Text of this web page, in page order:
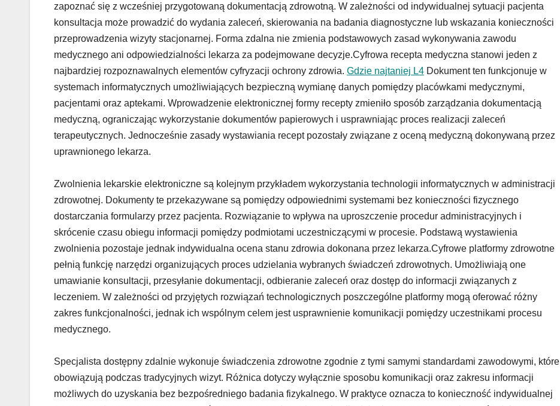
zapoznać się z wcześniej przygotowaną dokumentacją zdrowotną. W zależności od indywidualnej sytuacji pacjenta
konsultacja może prowadzić do wydania zaleceń, skierowania na badania diagnostyczne lub wskazania konieczności
przeprowadzenia wizyty stacjonarnej. Forma zdalna nie zmienia podstawowych zasad wykonywania zawodu
medycznego ani odpowiedzialności lekarza za podejmowane decyzje.Cyfrowa recepta medyczna stanowi jeden z
najbardziej rozpoznawalnych elementów cyfryzacji ochrony zdrowia. Gdzie najtaniej L4 Dokument ten funkcjonuje w
systemach informatycznych umożliwiających bezpieczną wymianę danych pomiędzy placówkami medycznymi,
pacjentami oraz aptekami. Wprowadzenie elektronicznej formy recepty zmieniło sposób zarządzania dokumentacją
medyczną, ograniczając wykorzystanie dokumentów papierowych i usprawniając proces realizacji zaleceń
terapeutycznych. Jednocześnie zasady wystawiania recept pozostały związane z oceną medyczną dokonywaną przez
uprawnionego lekarza.
Zwolnienia lekarskie elektroniczne są kolejnym przykładem wykorzystania technologii informatycznych w administracji
zdrowotnej. Dokumenty te przekazywane są pomiędzy odpowiednimi systemami bez konieczności fizycznego
dostarczania formularzy przez pacjenta. Rozwiązanie to wpływa na uproszczenie procedur administracyjnych i
skrócenie czasu obiegu informacji pomiędzy podmiotami uczestniczącymi w procesie. Podstawą wystawienia
zwolnienia pozostaje jednak indywidualna ocena stanu zdrowia dokonana przez lekarza.Cyfrowe platformy zdrowotne
pełnią funkcję narzędzi organizujących proces udzielania wybranych świadczeń zdrowotnych. Umożliwiają one
umawianie konsultacji, przesyłanie dokumentacji, odbieranie zaleceń oraz dostęp do informacji związanych z
leczeniem. W zależności od przyjętych rozwiązań technologicznych poszczególne platformy mogą oferować różny
zakres funkcjonalności, jednak ich wspólnym celem jest usprawnienie komunikacji pomiędzy uczestnikami procesu
medycznego.
Specjalista dostępny zdalnie wykonuje świadczenia zdrowotne zgodnie z tymi samymi standardami zawodowymi, które
obowiązują podczas tradycyjnych wizyt. Różnica dotyczy wyłącznie sposobu komunikacji oraz zakresu informacji
możliwych do uzyskania bez bezpośredniego badania fizykalnego. W praktyce oznacza to konieczność indywidualnej